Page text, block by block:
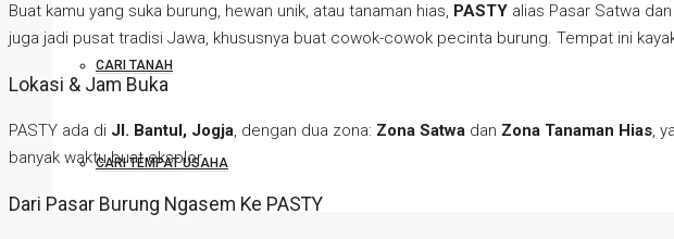
CARI TANAH
CARI TEMPAT USAHA
Buat kamu yang suka burung, hewan unik, atau tanaman hias, PASTY alias Pasar Satwa
juga jadi pusat tradisi Jawa, khususnya buat cowok-cowok pecinta burung. Tempat ini
Lokasi & Jam Buka
PASTY ada di Jl. Bantul, Jogja, dengan dua zona: Zona Satwa dan Zona Tanaman Hias,
banyak waktu buat eksplor.
Dari Pasar Burung Ngasem Ke PASTY